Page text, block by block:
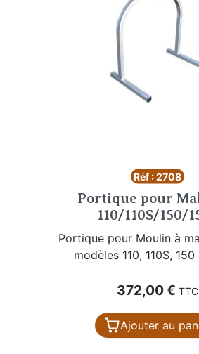
Réf : 2708
Portique pour
110/110S/150/
Portique pour Moulin à
modèles 110, 110S, 150
Prix
372,00 € TTC
Ajouter au